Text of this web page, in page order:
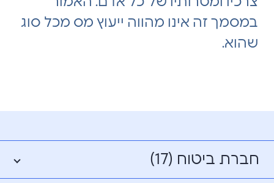
במסמך זה אינו מהווה ייעוץ מס מכל סוג
שהוא.
חברת ביטוח (17)